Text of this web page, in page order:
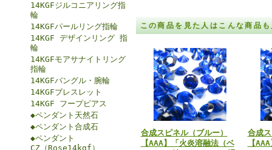
14KGFジルコニアリング指
輪
14KGFパールリング指輪
14KGF デザインリング 指
輪
14KGFモアサナイトリング
指輪
14KGFバングル・腕輪
14KGFブレスレット
14KGF フープピアス
◆ペンダント天然石
◆ペンダント合成石
◆ペンダント
CZ（Rose14kgf）
この商品を見た人はこんな商品
合成スピネル（ブルー）
【AAA】「火炎溶融法（ベ
合成
【